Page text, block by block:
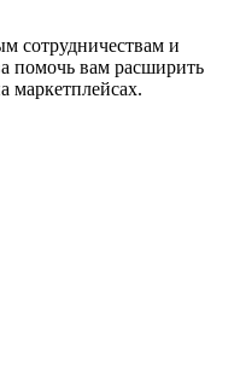
сотрудничествам и
помочь вам расширить
маркетплейсах.